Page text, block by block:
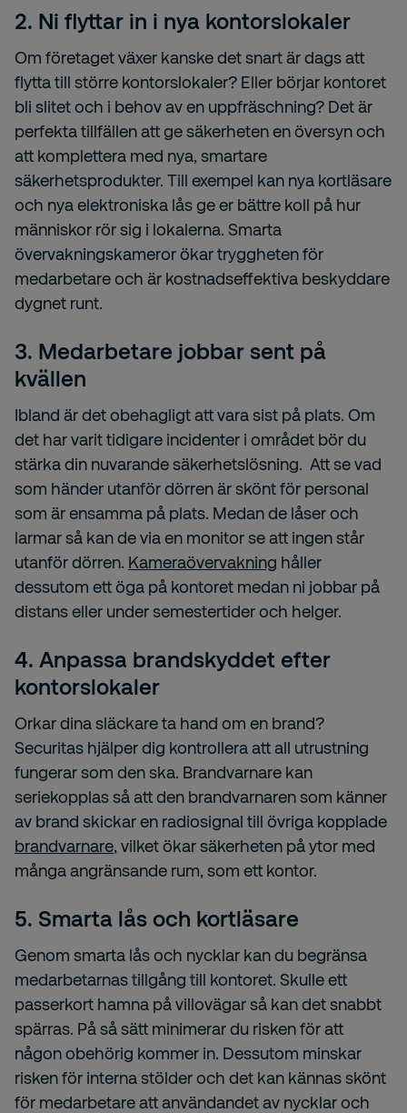
2. Ni flyttar in i nya kontorslokaler
Om företaget växer kanske det snart är dags att
flytta till större kontorslokaler? Eller börjar kontoret
bli slitet och i behov av en uppfräschning? Det är
perfekta tillfällen att ge säkerheten en översyn och
att komplettera med nya, smartare
säkerhetsprodukter. Till exempel kan nya kortläsare
och nya elektroniska lås ge er bättre koll på hur
människor rör sig i lokalerna. Smarta
övervakningskameror ökar tryggheten för
medarbetare och är kostnadseffektiva beskyddare
dygnet runt.
3. Medarbetare jobbar sent på
kvällen
Ibland är det obehagligt att vara sist på plats. Om
det har varit tidigare incidenter i området bör du
stärka din nuvarande säkerhetslösning. Att se vad
som händer utanför dörren är skönt för personal
som är ensamma på plats. Medan de låser och
larmar så kan de via en monitor se att ingen står
utanför dörren. Kameraövervakning håller
dessutom ett öga på kontoret medan ni jobbar på
distans eller under semestertider och helger.
4. Anpassa brandskyddet efter
kontorslokaler
Orkar dina släckare ta hand om en brand?
Securitas hjälper dig kontrollera att all utrustning
fungerar som den ska. Brandvarnare kan
seriekopplas så att den brandvarnaren som känner
av brand skickar en radiosignal till övriga kopplade
brandvarnare, vilket ökar säkerheten på ytor med
många angränsande rum, som ett kontor.
5. Smarta lås och kortläsare
Genom smarta lås och nycklar kan du begränsa
medarbetarnas tillgång till kontoret. Skulle ett
passerkort hamna på villovägar så kan det snabbt
spärras. På så sätt minimerar du risken för att
någon obehörig kommer in. Dessutom minskar
risken för interna stölder och det kan kännas skönt
för medarbetare att användandet av nycklar och